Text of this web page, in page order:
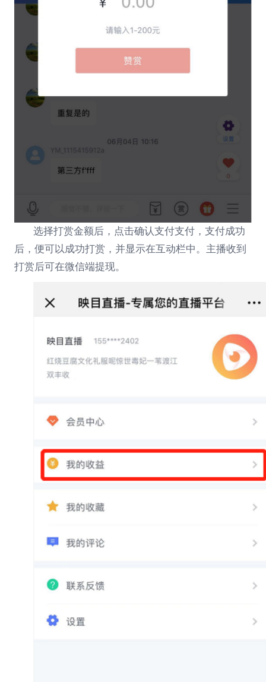
选择打赏金额后，点击确认支付支付，支付成功
后，便可以成功打赏，并显示在互动栏中。主播收到
打赏后可在微信端提现。